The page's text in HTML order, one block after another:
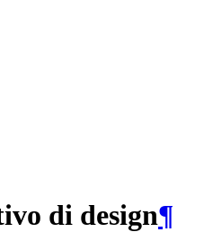
di design¶